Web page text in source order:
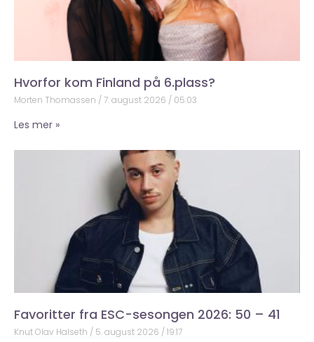
Hvorfor kom Finland på 6.plass?
Morten Thomassen 7. august 2026 05:03
Les mer »
Favoritter fra ESC-sesongen 2026: 50 – 41
Knut Olav Halseth 5. august 2026 19:17